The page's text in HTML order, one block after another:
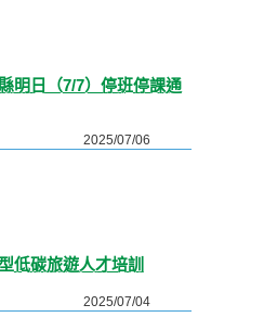
明日（7/7）停班停課通
2025/07/06
低碳旅遊人才培訓
2025/07/04